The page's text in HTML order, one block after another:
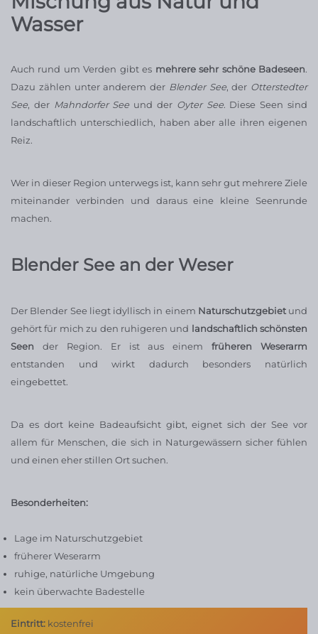
Wasser
Auch rund um Verden gibt es mehrere sehr schöne Badeseen.
Dazu zählen unter anderem der Blender See, der Otterstedter
See, der Mahndorfer Seeund der Oyter See. Diese Seen sind
landschaftlich unterschiedlich, haben aber alle ihren eigenen
Reiz.
Wer in dieser Region unterwegs ist, kann sehr gut mehrere Ziele
miteinander verbinden und daraus eine kleine Seenrunde
machen.
Blender See an der Weser
Der Blender See liegt idyllisch in einem Naturschutzgebietund
gehört für mich zu den ruhigeren und landschaftlich schönsten
Seen der Region. Er ist aus einemfrüheren Weserarm
entstanden und wirkt dadurch besonders natürlich
eingebettet.
Da es dort keine Badeaufsicht gibt, eignet sich der See vor
allem für Menschen, die sich in Naturgewässern sicher fühlen
und einen eher stillen Ort suchen.
Besonderheiten:
Lage im Naturschutzgebiet
früherer Weserarm
ruhige, natürliche Umgebung
kein überwachte Badestelle
Eintritt: kostenfrei